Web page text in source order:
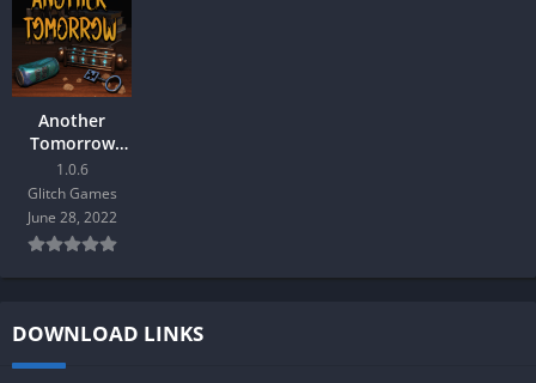
Another
Tomorrow
Mod Android
1.0.6
Glitch Games
June 28, 2022
DOWNLOAD LINKS